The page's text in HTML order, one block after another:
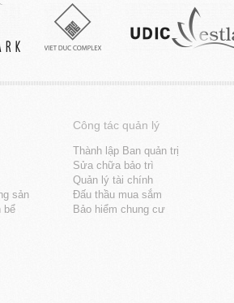
sản
bể
Công tác quản lý
Thành lập Ban quản trị
Sửa chữa bảo trì
Quản lý tài chính
Đấu thầu mua sắm
Bảo hiểm chung cư